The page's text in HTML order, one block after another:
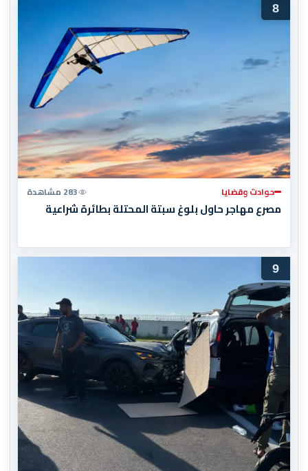
8
حوادث وقضايا 283 مشاهدة
مصرع مهاجر حاول بلوغ سبتة المحتلة بطائرة شراعية
9